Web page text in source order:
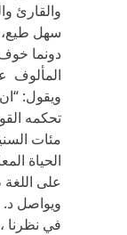
والقارئ
سهل طيع،
دونما
المألوف
ويقول:
تحكمه
مئات
الحياة
على اللغة
ويواصل د.
في نظرنا